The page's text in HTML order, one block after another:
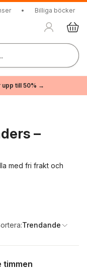
• Billiga böcker
upp till 50% →
–
med fri frakt och
Trendande
timmen